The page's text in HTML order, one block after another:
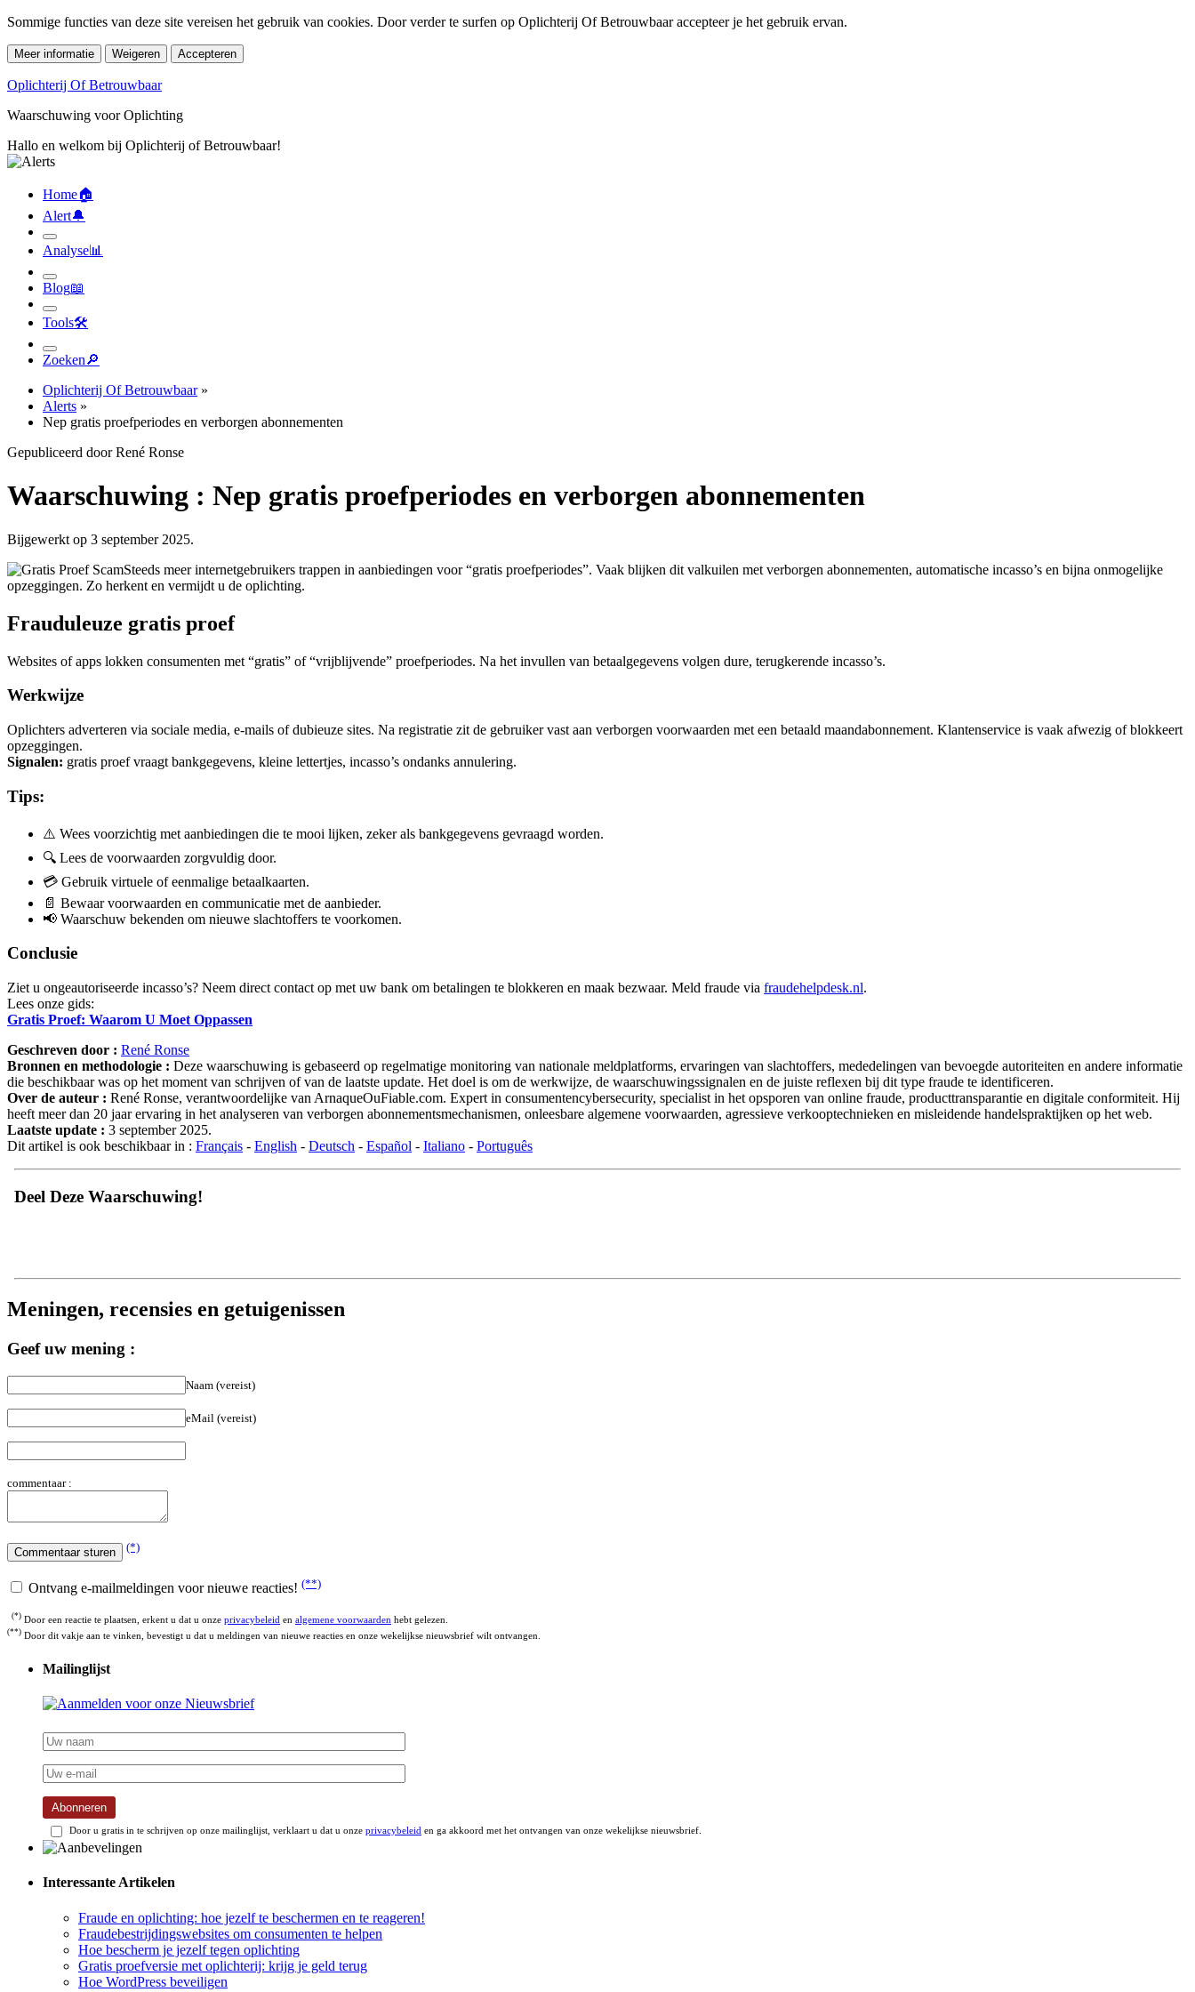
Sommige functies van deze site vereisen het gebruik van cookies. Door verder te surfen op Oplichterij Of Betrouwbaar accepteer je het gebruik ervan.
Meer informatie Weigeren Accepteren
Oplichterij Of Betrouwbaar
Waarschuwing voor Oplichting
Hallo en welkom bij Oplichterij of Betrouwbaar!
Home🏠︎
Alert🔔︎
Analyse📊︎
Blog📖︎
Tools🛠︎
Zoeken🔎︎
Oplichterij Of Betrouwbaar»
Alerts »
Nep gratis proefperiodes en verborgen abonnementen
Gepubliceerd door René Ronse
Waarschuwing : Nep gratis proefperiodes en verborgen abonnementen
Bijgewerkt op 3 september 2025.
Steeds meer internetgebruikers trappen in aanbiedingen voor “gratis proefperiodes”. Vaak blijken dit valkuilen met verborgen abonnementen, automatische incasso’s en bijna onmogelijke
opzeggingen. Zo herkent en vermijdt u de oplichting.
Frauduleuze gratis proef
Websites of apps lokken consumenten met “gratis” of “vrijblijvende” proefperiodes. Na het invullen van betaalgegevens volgen dure, terugkerende incasso’s.
Werkwijze
Oplichters adverteren via sociale media, e-mails of dubieuze sites. Na registratie zit de gebruiker vast aan verborgen voorwaarden met een betaald maandabonnement. Klantenservice is vaak afwezig of blokkeert
opzeggingen.
Signalen: gratis proef vraagt bankgegevens, kleine lettertjes, incasso’s ondanks annulering.
Tips:
⚠️ Wees voorzichtig met aanbiedingen die te mooi lijken, zeker als bankgegevens gevraagd worden.
🔍 Lees de voorwaarden zorgvuldig door.
💳 Gebruik virtuele of eenmalige betaalkaarten.
📄 Bewaar voorwaarden en communicatie met de aanbieder.
📢 Waarschuw bekenden om nieuwe slachtoffers te voorkomen.
Conclusie
Ziet u ongeautoriseerde incasso’s? Neem direct contact op met uw bank om betalingen te blokkeren en maak bezwaar. Meld fraude via fraudehelpdesk.nl.
Lees onze gids:
Gratis Proef: Waarom U Moet Oppassen
Geschreven door : René Ronse
Bronnen en methodologie : Deze waarschuwing is gebaseerd op regelmatige monitoring van nationale meldplatforms, ervaringen van slachtoffers, mededelingen van bevoegde autoriteiten en andere informatie
die beschikbaar was op het moment van schrijven of van de laatste update. Het doel is om de werkwijze, de waarschuwingssignalen en de juiste reflexen bij dit type fraude te identificeren.
Over de auteur : René Ronse, verantwoordelijke van ArnaqueOuFiable.com. Expert in consumentencybersecurity, specialist in het opsporen van online fraude, producttransparantie en digitale conformiteit. Hij
heeft meer dan 20 jaar ervaring in het analyseren van verborgen abonnementsmechanismen, onleesbare algemene voorwaarden, agressieve verkooptechnieken en misleidende handelspraktijken op het web.
Laatste update : 3 september 2025.
Dit artikel is ook beschikbaar in : Français - English - Deutsch - Español - Italiano - Português
Deel Deze Waarschuwing!
Meningen, recensies en getuigenissen
Geef uw mening :
Naam (vereist)
eMail (vereist)
commentaar :
(*)
Ontvang e-mailmeldingen voor nieuwe reacties! (**)
(*) Door een reactie te plaatsen, erkent u dat u onze privacybeleid en algemene voorwaarden hebt gelezen.
(**) Door dit vakje aan te vinken, bevestigt u dat u meldingen van nieuwe reacties en onze wekelijkse nieuwsbrief wilt ontvangen.
Mailinglijst
Abonneren
Door u gratis in te schrijven op onze mailinglijst, verklaart u dat u onze privacybeleid en ga akkoord met het ontvangen van onze wekelijkse nieuwsbrief.
Interessante Artikelen
Fraude en oplichting: hoe jezelf te beschermen en te reageren!
Fraudebestrijdingswebsites om consumenten te helpen
Hoe bescherm je jezelf tegen oplichting
Gratis proefversie met oplichterij: krijg je geld terug
Hoe WordPress beveiligen